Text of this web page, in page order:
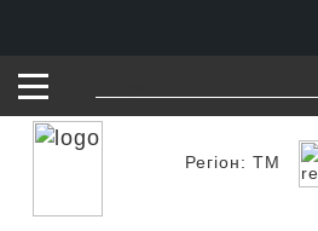
Регіон: TM